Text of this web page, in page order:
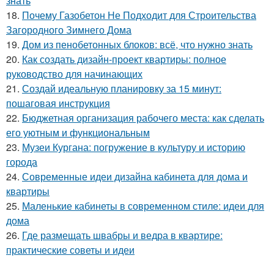
18. Почему Газобетон Не Подходит для Строительства
Загородного Зимнего Дома
19. Дом из пенобетонных блоков: всё, что нужно знать
20. Как создать дизайн-проект квартиры: полное
руководство для начинающих
21. Создай идеальную планировку за 15 минут:
пошаговая инструкция
22. Бюджетная организация рабочего места: как сделать
его уютным и функциональным
23. Музеи Кургана: погружение в культуру и историю
города
24. Современные идеи дизайна кабинета для дома и
квартиры
25. Маленькие кабинеты в современном стиле: идеи для
дома
26. Где размещать швабры и ведра в квартире:
практические советы и идеи